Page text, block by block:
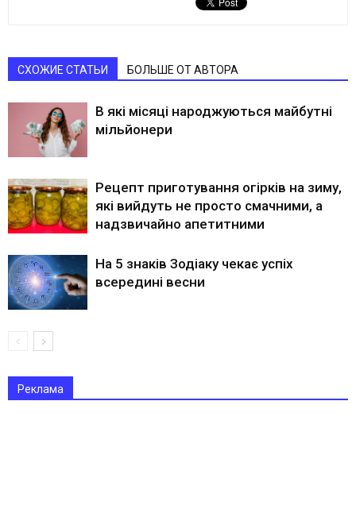
СХОЖИЕ СТАТЬИ БОЛЬШЕ ОТ АВТОРА
В які місяці народжуються майбутні
мільйонери
Рецепт приготування огірків на зиму,
які вийдуть не просто смачними, а
надзвичайно апетитними
На 5 знаків Зодіаку чекає успіх
всередині весни
Реклама